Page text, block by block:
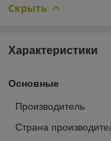
Скрыть
Характеристики
Основные
Производитель
Страна